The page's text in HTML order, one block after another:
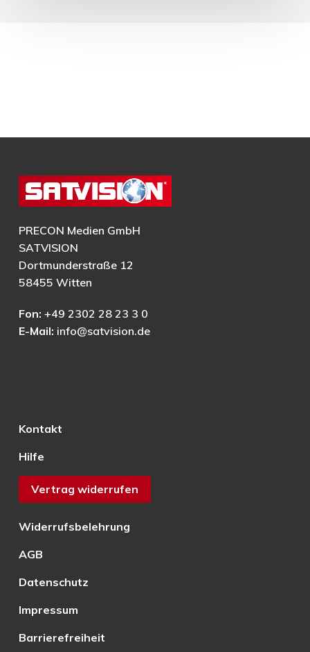
PRECON Medien GmbH
SATVISION
Dortmunderstraße 12
58455 Witten
Fon: +49 2302 28 23 3 0
E-Mail: info@satvision.de
Kontakt
Hilfe
Vertrag widerrufen
Widerrufsbelehrung
AGB
Datenschutz
Impressum
Barrierefreiheit